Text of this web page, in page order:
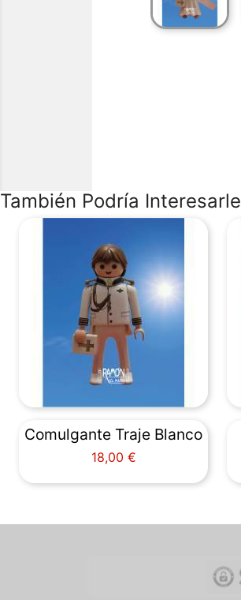
También Podría Interesarle
Comulgante Traje Blanco
Precio
18,00 €